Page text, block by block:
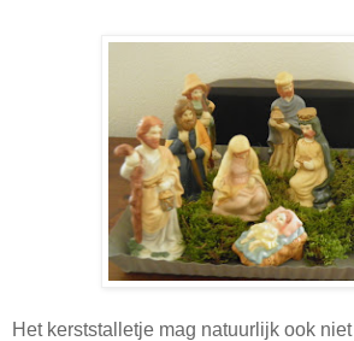
Het kerststalletje mag natuurlijk ook